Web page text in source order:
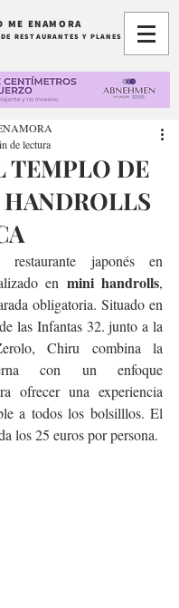
ME ENAMORA
RESTAURANTES Y PLANES
TEMPLO DE
de lectura
en mini handrolls
obligatoria. Situado en
las Infantas 32. junto a la
Chiru combina la
con un enfoque
ofrecer una experiencia
a todos los bolsilllos. El
los 25 euros por persona.